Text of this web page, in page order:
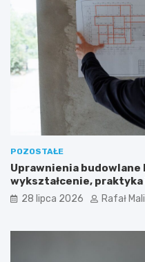
POZOSTAŁE
Uprawnienia budowlane
wykształcenie,
28 lipca 2026 Rafał